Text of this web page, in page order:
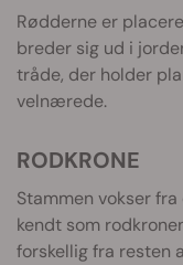
Rødderne er
breder sig ud i
tråde, der holder
velnærede.
RODKRONE
Stammen vokser
kendt som
forskellig fra resten